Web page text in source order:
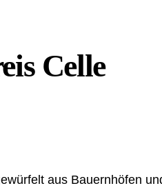
Celle
aus Bauernhöfen